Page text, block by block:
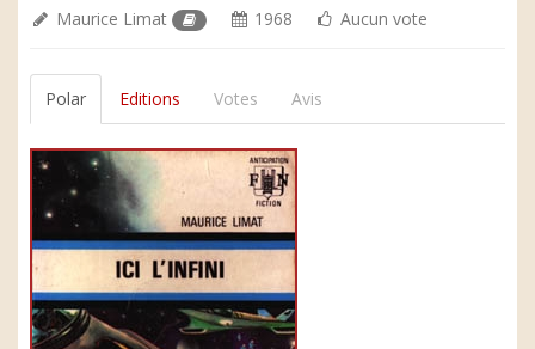
Maurice Limat 1968 Aucun vote
Polar Editions Votes Avis